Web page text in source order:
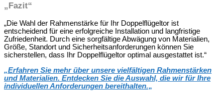
„Fazit“
„Die Wahl der Rahmenstärke für Ihr Doppelflügeltor ist
entscheidend für eine erfolgreiche Installation und langfristige
Zufriedenheit. Durch eine sorgfältige Abwägung von Materialien,
Größe, Standort und Sicherheitsanforderungen können Sie
sicherstellen, dass Ihr Doppelflügeltor optimal ausgestattet ist.“
„Erfahren Sie mehr über unsere vielfältigen Rahmenstärken
und Materialien. Entdecken Sie die Auswahl, die wir für Ihre
individuellen Anforderungen bereithalten.„